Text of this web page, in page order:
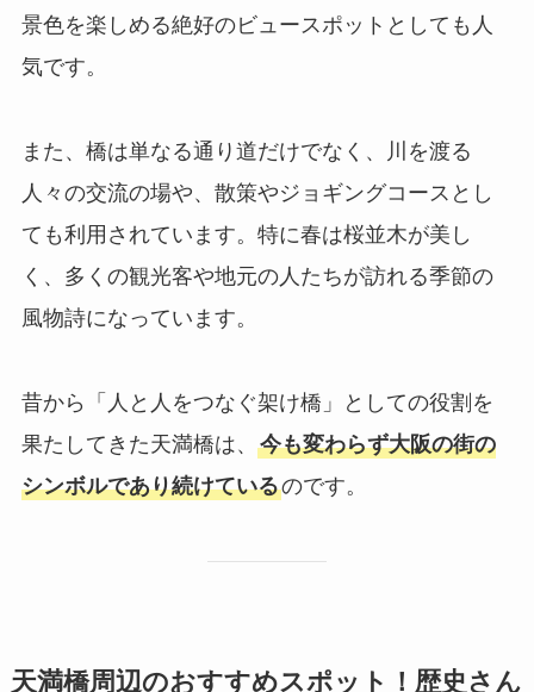
景色を楽しめる絶好のビュースポットとしても人
気です。
また、橋は単なる通り道だけでなく、川を渡る
人々の交流の場や、散策やジョギングコースとし
ても利用されています。特に春は桜並木が美し
く、多くの観光客や地元の人たちが訪れる季節の
風物詩になっています。
昔から「人と人をつなぐ架け橋」としての役割を
果たしてきた天満橋は、 今も変わらず大阪の街の
シンボルであり続けているのです。
天満橋周辺のおすすめスポット！歴史さん